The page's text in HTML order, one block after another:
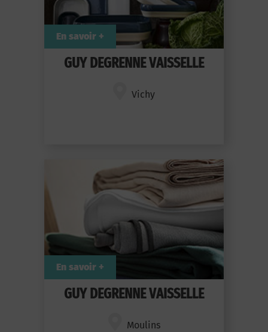
GUY DEGRENNE VAISSELLE
Vichy
En savoir +
GUY DEGRENNE VAISSELLE
Moulins
En savoir +